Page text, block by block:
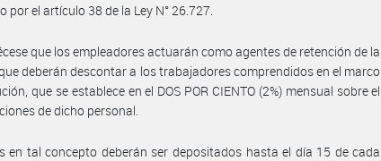
por el artículo 38 de la Ley N° 26.727.
que los empleadores actuarán como agentes de retención de la
deberán descontar a los trabajadores comprendidos en el marco
que se establece en el DOS POR CIENTO (2%) mensual sobre el
de dicho personal.
en tal concepto deberán ser depositados hasta el día 15 de cada